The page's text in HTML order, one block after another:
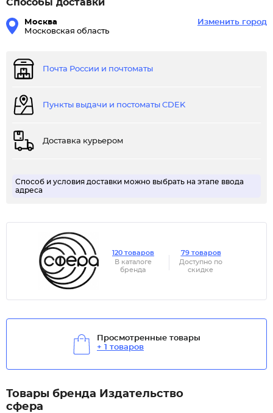
Способы доставки
Москва
Московская область
Изменить город
Почта России и почтоматы
Пункты выдачи и постоматы CDEK
Доставка курьером
Способ и условия доставки можно выбрать на этапе ввода
адреса
120 товаров
В каталоге
бренда
79 товаров
Доступно по
скидке
Просмотренные товары
+ 1 товаров
Товары бренда Издательство
сфера